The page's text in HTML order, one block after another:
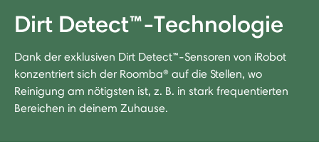
Dirt Detect™-Technologie
Dank der exklusiven Dirt Detect™-Sensoren von iRobot
konzentriert sich der Roomba® auf die Stellen, wo
Reinigung am nötigsten ist, z. B. in stark frequentierten
Bereichen in deinem Zuhause.